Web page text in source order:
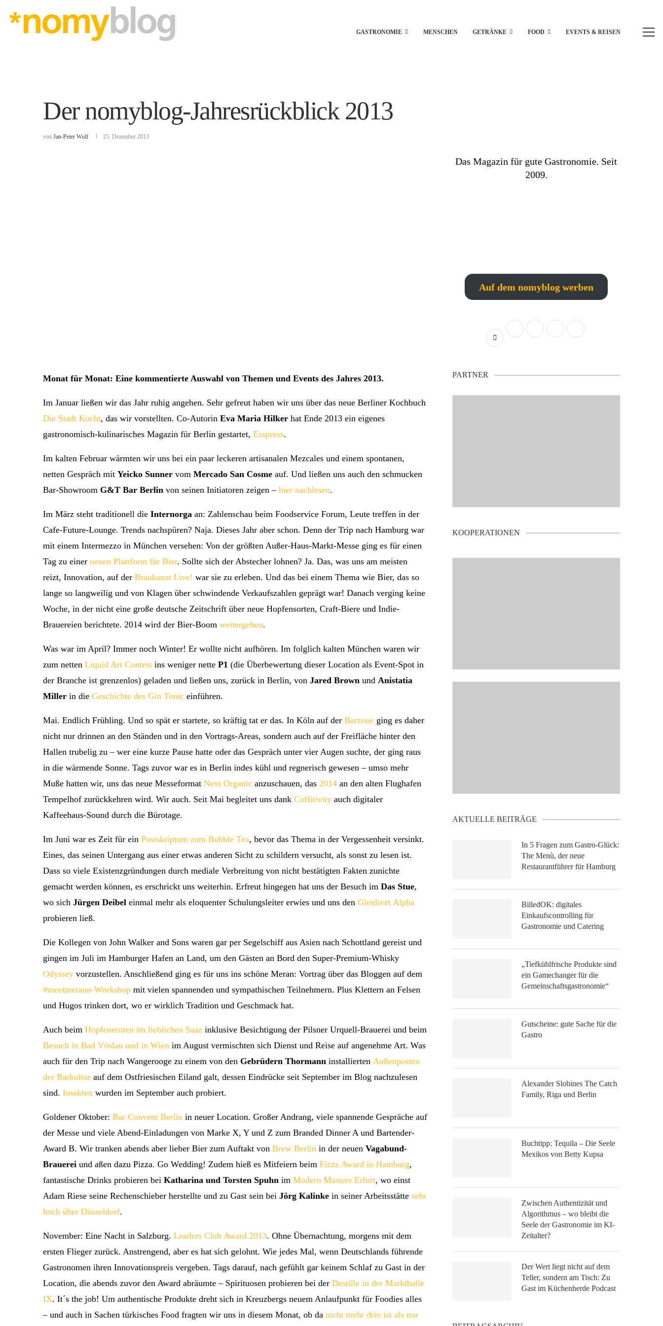
GASTRONOMIE MENSCHEN GETRÄNKE FOOD EVENTS & REISEN
Der nomyblog-Jahresrückblick 2013
von Jan-Peter Wulf 25. Dezember 2013
Monat für Monat: Eine kommentierte Auswahl von Themen und Events des Jahres 2013.
Im Januar ließen wir das Jahr ruhig angehen. Sehr gefreut haben wir uns über das neue Berliner Kochbuch
Die Stadt Kocht, das wir vorstellten. Co-Autorin Eva Maria Hilker hat Ende 2013 ein eigenes
gastronomisch-kulinarisches Magazin für Berlin gestartet, Esspress.
Im kalten Februar wärmten wir uns bei ein paar leckeren artisanalen Mezcales und einem spontanen,
netten Gespräch mit Yeicko Sunner vom Mercado San Cosme auf. Und ließen uns auch den schmucken
Bar-Showroom G&T Bar Berlin von seinen Initiatoren zeigen – hier nachlesen.
Im März steht traditionell die Internorga an: Zahlenschau beim Foodservice Forum, Leute treffen in der
Cafe-Future-Lounge. Trends nachspüren? Naja. Dieses Jahr aber schon. Denn der Trip nach Hamburg war
mit einem Intermezzo in München versehen: Von der größten Außer-Haus-Markt-Messe ging es für einen
Tag zu einer neuen Plattform für Bier. Sollte sich der Abstecher lohnen? Ja. Das, was uns am meisten
reizt, Innovation, auf der Braukunst Live! war sie zu erleben. Und das bei einem Thema wie Bier, das so
lange so langweilig und von Klagen über schwindende Verkaufszahlen geprägt war! Danach verging keine
Woche, in der nicht eine große deutsche Zeitschrift über neue Hopfensorten, Craft-Biere und Indie-
Brauereien berichtete. 2014 wird der Bier-Boom weitergehen.
Was war im April? Immer noch Winter! Er wollte nicht aufhören. Im folglich kalten München waren wir
zum netten Liquid Art Contest ins weniger nette P1 (die Überbewertung dieser Location als Event-Spot in
der Branche ist grenzenlos) geladen und ließen uns, zurück in Berlin, von Jared Brown und Anistatia
Miller in die Geschichte des Gin Tonic einführen.
Mai. Endlich Frühling. Und so spät er startete, so kräftig tat er das. In Köln auf der Barzone ging es daher
nicht nur drinnen an den Ständen und in den Vortrags-Areas, sondern auch auf der Freifläche hinter den
Hallen trubelig zu – wer eine kurze Pause hatte oder das Gespräch unter vier Augen suchte, der ging raus
in die wärmende Sonne. Tags zuvor war es in Berlin indes kühl und regnerisch gewesen – umso mehr
Muße hatten wir, uns das neue Messeformat Next Organic anzuschauen, das 2014 an den alten Flughafen
Tempelhof zurückkehren wird. Wir auch. Seit Mai begleitet uns dank Coffitivity auch digitaler
Kaffeehaus-Sound durch die Bürotage.
Im Juni war es Zeit für ein Postskriptum zum Bubble Tea, bevor das Thema in der Vergessenheit versinkt.
Eines, das seinen Untergang aus einer etwas anderen Sicht zu schildern versucht, als sonst zu lesen ist.
Dass so viele Existenzgründungen durch mediale Verbreitung von nicht bestätigten Fakten zunichte
gemacht werden können, es erschrickt uns weiterhin. Erfreut hingegen hat uns der Besuch im Das Stue,
wo sich Jürgen Deibel einmal mehr als eloquenter Schulungsleiter erwies und uns den Glenlivet Alpha
probieren ließ.
Die Kollegen von John Walker and Sons waren gar per Segelschiff aus Asien nach Schottland gereist und
gingen im Juli im Hamburger Hafen an Land, um den Gästen an Bord den Super-Premium-Whisky
Odyssey vorzustellen. Anschließend ging es für uns ins schöne Meran: Vortrag über das Bloggen auf dem
#meetmerano-Workshop mit vielen spannenden und sympathischen Teilnehmern. Plus Klettern an Felsen
und Hugos trinken dort, wo er wirklich Tradition und Geschmack hat.
Auch beim Hopfenernten im lieblichen Saaz inklusive Besichtigung der Pilsner Urquell-Brauerei und beim
Besuch in Bad Vöslau und in Wien im August vermischten sich Dienst und Reise auf angenehme Art. Was
auch für den Trip nach Wangerooge zu einem von den Gebrüdern Thormann installierten Außenposten
der Barkultur auf dem Ostfriesischen Eiland galt, dessen Eindrücke seit September im Blog nachzulesen
sind. Insekten wurden im September auch probiert.
Goldener Oktober: Bar Convent Berlin in neuer Location. Großer Andrang, viele spannende Gespräche auf
der Messe und viele Abend-Einladungen von Marke X, Y und Z zum Branded Dinner A und Bartender-
Award B. Wir tranken abends aber lieber Bier zum Auftakt von Brew Berlin in der neuen Vagabund-
Brauerei und aßen dazu Pizza. Go Wedding! Zudem hieß es Mitfeiern beim Fizzz Award in Hamburg,
fantastische Drinks probieren bei Katharina und Torsten Spuhn im Modern Masters Erfurt, wo einst
Adam Riese seine Rechenschieber herstellte und zu Gast sein bei Jörg Kalinke in seiner Arbeitsstätte sehr
hoch über Düsseldorf.
November: Eine Nacht in Salzburg. Leaders Club Award 2013. Ohne Übernachtung, morgens mit dem
ersten Flieger zurück. Anstrengend, aber es hat sich gelohnt. Wie jedes Mal, wenn Deutschlands führende
Gastronomen ihren Innovationspreis vergeben. Tags darauf, nach gefühlt gar keinem Schlaf zu Gast in der
Location, die abends zuvor den Award abräumte – Spirituosen probieren bei der Destille in der Markthalle
IX. It´s the job! Um authentische Produkte dreht sich in Kreuzbergs neuem Anlaufpunkt für Foodies alles
– und auch in Sachen türkisches Food fragten wir uns in diesem Monat, ob da nicht mehr drin ist als nur
Das Magazin für gute Gastronomie. Seit
2009.
Auf dem nomyblog werben
PARTNER
KOOPERATIONEN
AKTUELLE BEITRÄGE
In 5 Fragen zum Gastro-Glück:
The Menù, der neue
Restaurantführer für Hamburg
BilledOK: digitales
Einkaufscontrolling für
Gastronomie und Catering
„Tiefkühlfrische Produkte sind
ein Gamechanger für die
Gemeinschaftsgastronomie“
Gutscheine: gute Sache für die
Gastro
Alexander Slobines The Catch
Family, Riga und Berlin
Buchtipp: Tequila – Die Seele
Mexikos von Betty Kupsa
Zwischen Authentizität und
Algorithmus – wo bleibt die
Seele der Gastronomie im KI-
Zeitalter?
Der Wert liegt nicht auf dem
Teller, sondern am Tisch: Zu
Gast im Küchenherde Podcast